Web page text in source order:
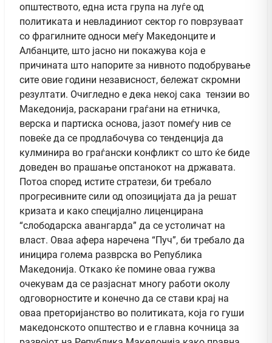
општеството, една иста група на луѓе од
политиката и невладиниот сектор го поврзуваат
со фрагилните односи меѓу Македонците и
Албанците, што јасно ни покажува коjа е
причината што напорите за нивнотo подобрување
сите овие години независност, бележат скромни
резултати. Очигледно е дека некој сака тензии во
Македонија, раскарани граѓани на етничка,
верска и партиска основа, јазот помеѓу нив се
повеќе да се продлабочува со тенденција да
кулминира во граѓански конфликт со што ќе биде
доведен во прашање опстанокот на државата.
Потоа според истите стратези, би требало
прогресивните сили од опозицијата да ја решат
кризата и како специјално лиценцирана
“слободарска авангарда” да се устоличат на
власт. Оваа афера наречена “Пуч”, би требало да
иницира голема разврска во Република
Македонија. Откако ќе помине оваа гужва
очекувам да се разјаснат многу работи околу
одговорностите и конечно да се стави крај на
оваа преторијанство во политиката, која го гуши
македонското општество и е главна кочница за